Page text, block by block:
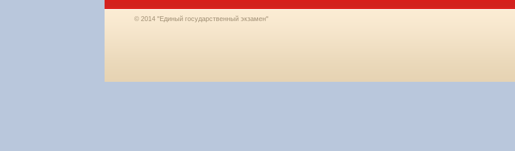
© 2014 "Единый государственный экзамен"